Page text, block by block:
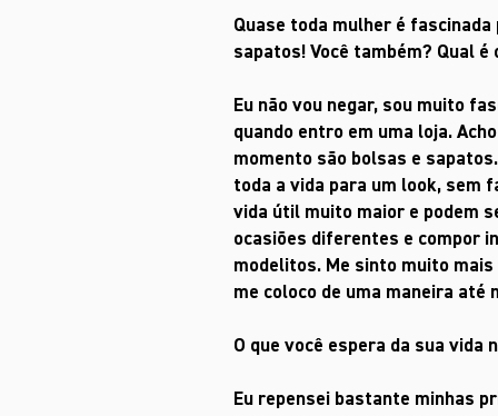
Quase toda mulher é
sapatos! Você também? Qual é
Eu não vou negar, sou muito
quando entro em uma loja.
momento são bolsas e
toda a vida para um look, sem
vida útil muito maior e podem
ocasiões diferentes e compor
modelitos. Me sinto muito
me coloco de uma maneira até
O que você espera da sua vida
Eu repensei bastante minhas